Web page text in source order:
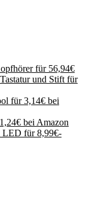
für 56,94€
und Stift für
für 3,14€ bei
bei Amazon
LED für 8,99€-